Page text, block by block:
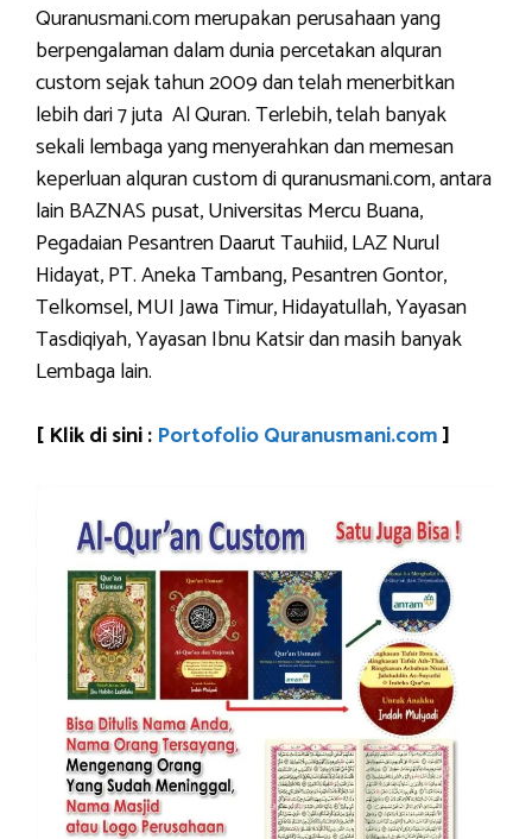
Quranusmani.com merupakan perusahaan yang
berpengalaman dalam dunia percetakan alquran
custom sejak tahun 2009 dan telah menerbitkan
lebih dari 7 juta Al Quran. Terlebih, telah banyak
sekali lembaga yang menyerahkan dan memesan
keperluan alquran custom di quranusmani.com, antara
lain BAZNAS pusat, Universitas Mercu Buana,
Pegadaian Pesantren Daarut Tauhiid, LAZ Nurul
Hidayat, PT. Aneka Tambang, Pesantren Gontor,
Telkomsel, MUI Jawa Timur, Hidayatullah, Yayasan
Tasdiqiyah, Yayasan Ibnu Katsir dan masih banyak
Lembaga lain.
[ Klik di sini : Portofolio Quranusmani.com]